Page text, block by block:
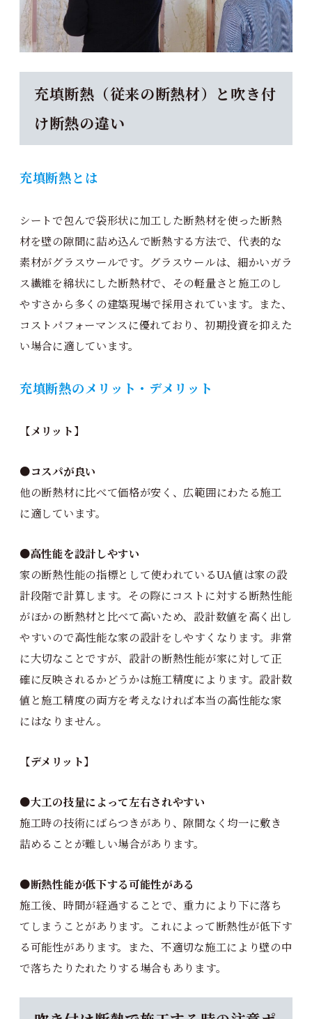
充填断熱（従来の断熱材）と吹き付
け断熱の違い
充填断熱とは
シートで包んで袋形状に加工した断熱材を使った断熱
材を壁の隙間に詰め込んで断熱する方法で、代表的な
素材がグラスウールです。グラスウールは、細かいガラ
ス繊維を綿状にした断熱材で、その軽量さと施工のし
やすさから多くの建築現場で採用されています。また、
コストパフォーマンスに優れており、初期投資を抑えた
い場合に適しています。
充填断熱のメリット・デメリット
【メリット】
●コスパが良い
他の断熱材に比べて価格が安く、広範囲にわたる施工
に適しています。
●高性能を設計しやすい
家の断熱性能の指標として使われているUA値は家の設
計段階で計算します。その際にコストに対する断熱性能
がほかの断熱材と比べて高いため、設計数値を高く出し
やすいので高性能な家の設計をしやすくなります。非常
に大切なことですが、設計の断熱性能が家に対して正
確に反映されるかどうかは施工精度によります。設計数
値と施工精度の両方を考えなければ本当の高性能な家
にはなりません。
【デメリット】
●大工の技量によって左右されやすい
施工時の技術にばらつきがあり、隙間なく均一に敷き
詰めることが難しい場合があります。
●断熱性能が低下する可能性がある
施工後、時間が経過することで、重力により下に落ち
てしまうことがあります。これによって断熱性が低下す
る可能性があります。また、不適切な施工により壁の中
で落ちたりたれたりする場合もあります。